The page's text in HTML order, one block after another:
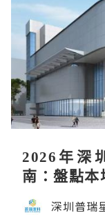
2026年深
南：盤點本
深圳普瑞